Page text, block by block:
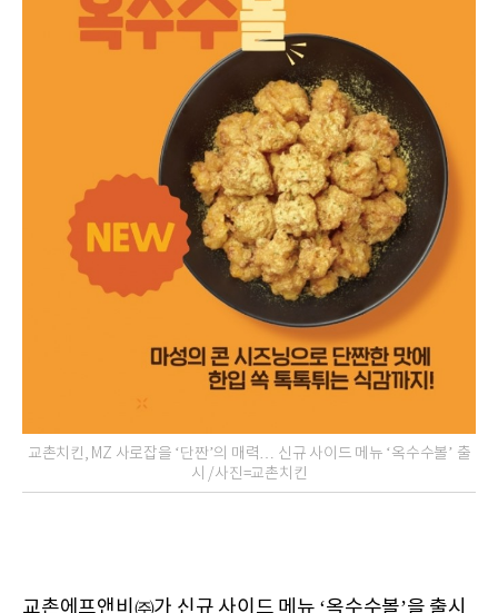
교촌치킨, MZ 사로잡을 ‘단짠’의 매력… 신규 사이드 메뉴 ‘옥수수볼’ 출
시 /사진=교촌치킨
교촌에프앤비㈜가 신규 사이드 메뉴 ‘옥수수볼’을 출시